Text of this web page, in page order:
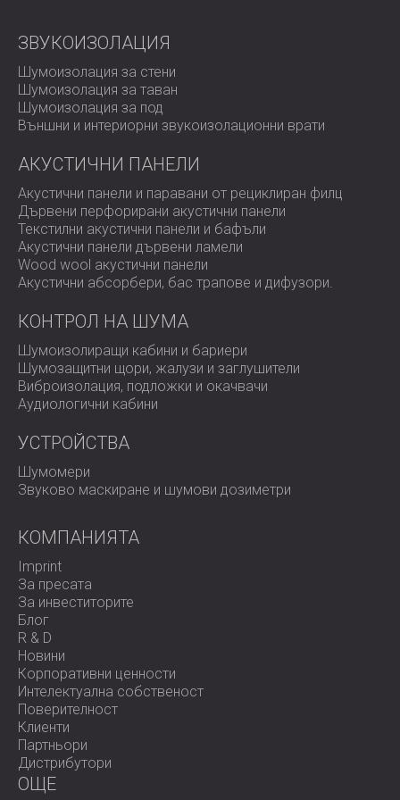
Най-подходящ за
Офиси и конферентни зали
Ресторанти, барове и хотели
пространства
Домашни кина и жилищни пространства
Обществени и образователни сгради
Дълготраен акустичен
комфорт
Панелите BOR FELT предлагат безпроблемна
елегантност и устойчив контрол на звука за модерен
интериор.Свържете се с DECIBEL още днес
трансформирайте пространството си в изискана
спокойствието.
ЗВУКОИЗОЛАЦИЯ
Шумоизолация за стени
Шумоизолация за таван
Шумоизолация за под
Външни и интериорни звукоизолационни врати
АКУСТИЧНИ ПАНЕЛИ
Акустични панели и паравани от рециклиран филц
Дървени перфорирани акустични панели
Текстилни акустични панели и бафъли
Акустични панели дървени ламели
Wood wool акустични панели
Акустични абсорбери, бас трапове и дифузoри.
КОНТРОЛ НА ШУМА
Шумоизолиращи кабини и бариери
Шумозащитни щори, жалузи и заглушители
Виброизолация, подложки и окачвачи
Аудиологични кабини
УСТРОЙСТВА
Шумомери
Звуково маскиране и шумови дозиметри
КОМПАНИЯТА
Imprint
За пресата
За инвеститорите
Блог
R & D
Новини
Корпоративни ценности
Интелектуална собственост
Поверителност
Клиенти
Партньори
Дистрибутори
OЩЕ